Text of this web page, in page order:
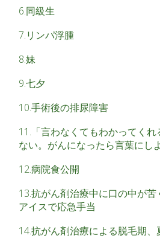
6.同級生
7.リンパ浮腫
8.妹
9.七夕
10.手術後の排尿障害
11.「言わなくてもわかってく
ない。がんになったら言葉にしよ
12.病院食公開
13.抗がん剤治療中に口の中が苦
アイスで応急手当
14.抗がん剤治療による脱毛期